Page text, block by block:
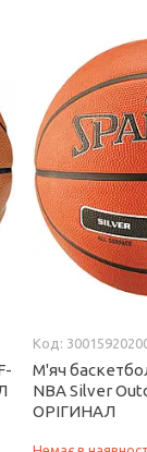
М'яч
NBA Silver
ОРІГИНАЛ